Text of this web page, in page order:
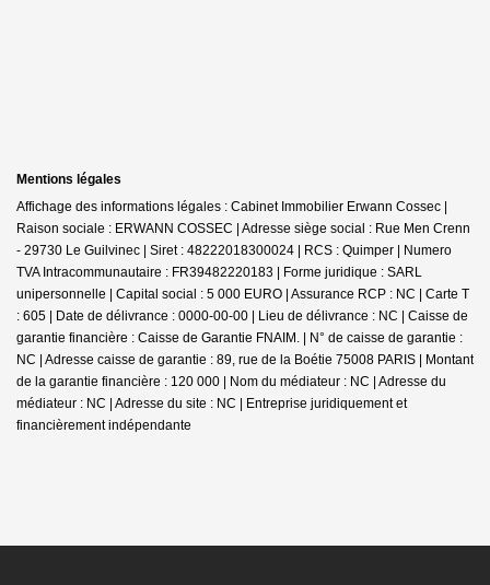
Mentions légales
Affichage des informations légales : Cabinet Immobilier Erwann Cossec |
Raison sociale : ERWANN COSSEC | Adresse siège social : Rue Men Crenn
- 29730 Le Guilvinec | Siret : 48222018300024 | RCS : Quimper | Numero
TVA Intracommunautaire : FR39482220183 | Forme juridique : SARL
unipersonnelle | Capital social : 5 000 EURO | Assurance RCP : NC | Carte T
: 605 | Date de délivrance : 0000-00-00 | Lieu de délivrance : NC | Caisse de
garantie financière : Caisse de Garantie FNAIM. | N° de caisse de garantie :
NC | Adresse caisse de garantie : 89, rue de la Boétie 75008 PARIS | Montant
de la garantie financière : 120 000 | Nom du médiateur : NC | Adresse du
médiateur : NC | Adresse du site : NC | Entreprise juridiquement et
financièrement indépendante